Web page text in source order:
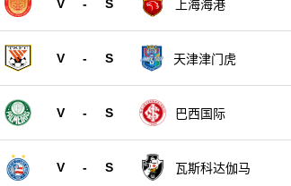
V - S 上海海港
V - S 天津津门虎
V - S 巴西国际
V - S 瓦斯科达伽马